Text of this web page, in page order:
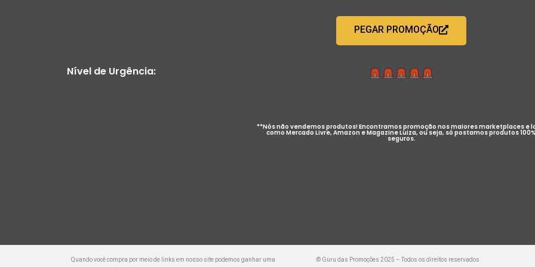
PEGAR PROMOÇÃO
Nível de Urgência:
**Nós não vendemos produtos! Encontramos promoção nos maiores marketplaces e
como Mercado Livre, Amazon e Magazine Luiza, ou seja, só postamos produtos 100%
seguros.
Quando você compra por meio de links em nosso site podemos ganhar uma © Guru das Promoções 2025 – Todos os direitos reservados